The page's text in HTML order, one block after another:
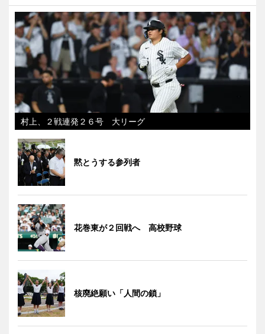
村上、２戦連発２６号 大リーグ
黙とうする参列者
花巻東が２回戦へ 高校野球
核廃絶願い「人間の鎖」